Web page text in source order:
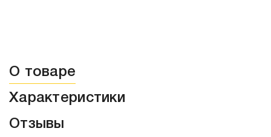
О товаре
Характеристики
Отзывы